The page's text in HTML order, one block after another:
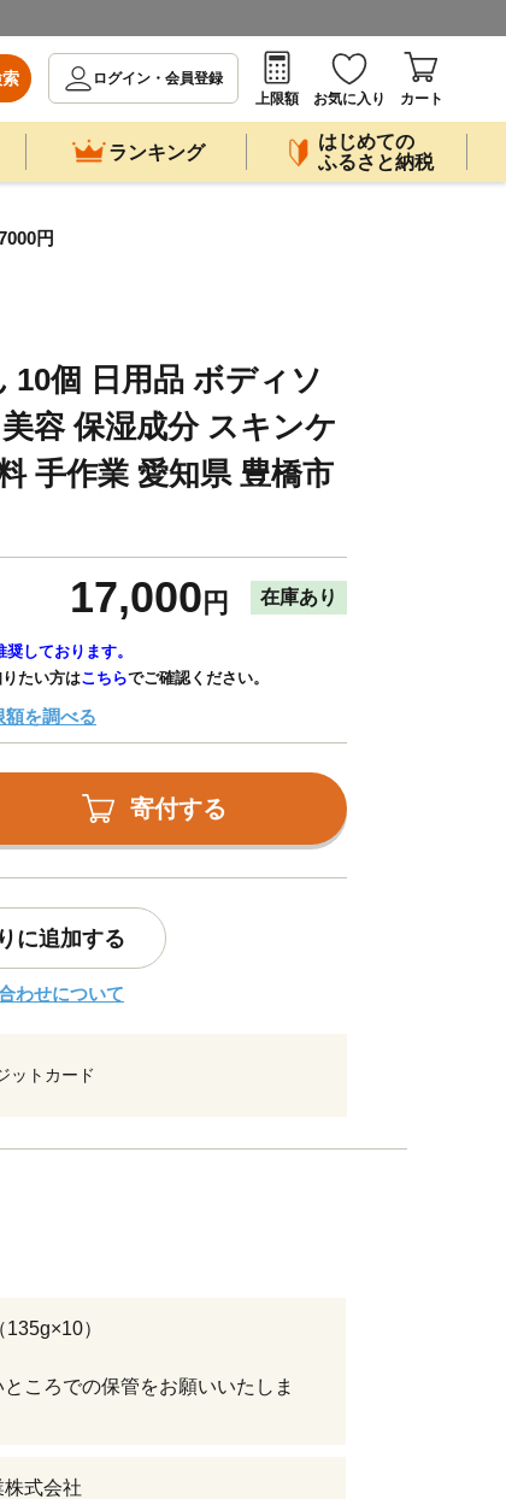
ログイン・会員登録
上限額
お気に入り カート
ランキング
はじめての
ふるさと納税
円
10個 日用品 ボディソ
容 保湿成分 スキンケ
手作業 愛知県 豊橋市
17,000 円 在庫あり
奨しております。
たい方はこちらでご確認ください。
額を調べる
寄付する
に追加する
わせについて
ットカード
）
ころでの保管をお願いいたしま
式会社